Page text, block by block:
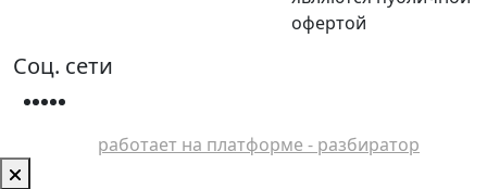
офертой
Соц. сети
работает на платформе - разбиратор